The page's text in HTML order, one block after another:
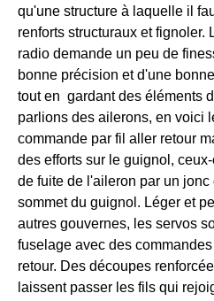
qu'une structure à laquelle il
renforts structuraux et fignoler.
radio demande un peu de
bonne précision et d'une
tout en gardant des éléments
parlions des ailerons, en voici
commande par fil aller retour
des efforts sur le guignol,
de fuite de l'aileron par un
sommet du guignol. Léger et
autres gouvernes, les servos
fuselage avec des
retour. Des découpes
laissent passer les fils qui